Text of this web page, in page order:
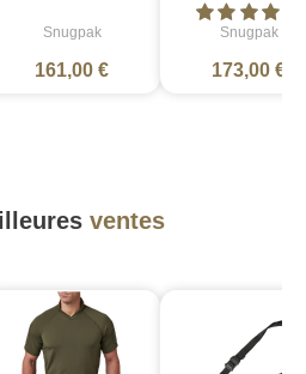
Snugpak
161,00 €
Snugpak
173,00 €
ventes